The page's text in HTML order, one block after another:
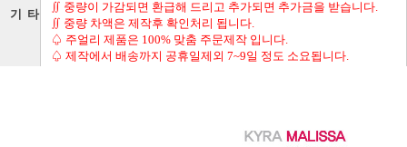
기 타
∬ 중량이 가감되면 환급해 드리고 추가되면 추가금을 받습니다.
∬ 중량 차액은 제작후 확인처리 됩니다.
♤ 주얼리 제품은 100% 맞춤 주문제작 입니다.
♤ 제작에서 배송까지 공휴일제외 7~9일 정도 소요됩니다.